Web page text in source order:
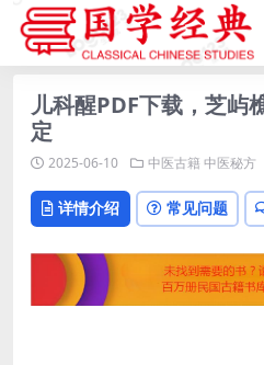
儿科醒PDF下载，芝屿
定
2025-06-10 中医古籍 中医秘方
详情介绍 常见问题